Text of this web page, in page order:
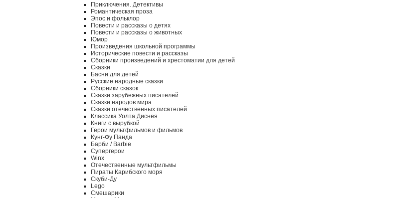
Приключения. Детективы
Романтическая проза
Эпос и фольклор
Повести и рассказы о детях
Повести и рассказы о животных
Юмор
Произведения школьной программы
Исторические повести и рассказы
Сборники произведений и хрестоматии для детей
Сказки
Басни для детей
Русские народные сказки
Сборники сказок
Сказки зарубежных писателей
Сказки народов мира
Сказки отечественных писателей
Классика Уолта Диснея
Книги с вырубкой
Герои мультфильмов и фильмов
Кунг-Фу Панда
Барби / Barbie
Супергерои
Winx
Отечественные мультфильмы
Пираты Карибского моря
Скуби-Ду
Lego
Смешарики